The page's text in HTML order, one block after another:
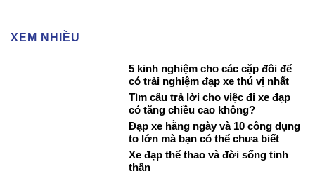
XEM NHIỀU
5 kinh nghiệm cho các cặp đôi để
có trải nghiệm đạp xe thú vị nhất
Tìm câu trả lời cho việc đi xe đạp
có tăng chiều cao không?
Đạp xe hằng ngày và 10 công dụng
to lớn mà bạn có thể chưa biết
Xe đạp thể thao và đời sống tinh
thần